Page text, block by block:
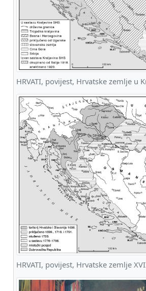
HRVATI, povijest, Hrvatske zemlje u
HRVATI, povijest, Hrvatske zemlje